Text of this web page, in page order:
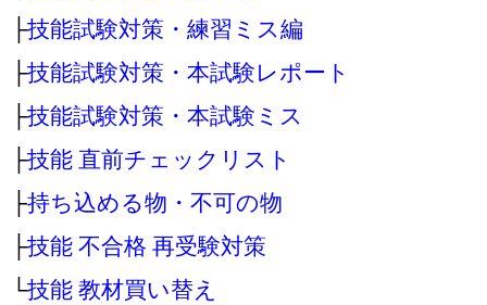
├技能試験対策・練習ミス編
├技能試験対策・本試験レポート
├技能試験対策・本試験ミス
├技能 直前チェックリスト
├持ち込める物・不可の物
├技能 不合格 再受験対策
└技能 教材買い替え